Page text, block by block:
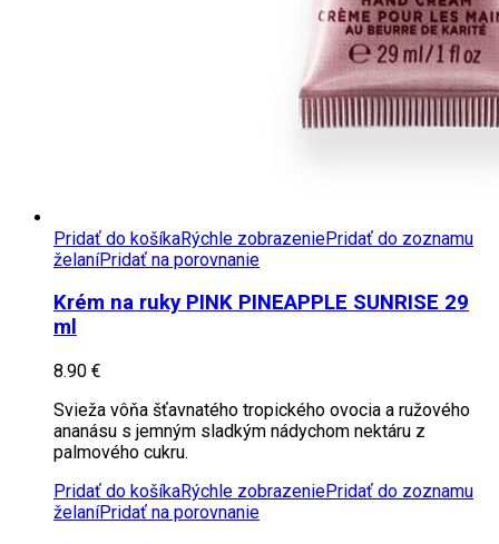
Pridať do košíkaRýchle zobrazeniePridať do zoznamu
želaníPridať na porovnanie
Krém na ruky PINK PINEAPPLE SUNRISE 29
ml
8.90 €
Svieža vôňa šťavnatého tropického ovocia a ružového
ananásu s jemným sladkým nádychom nektáru z
palmového cukru.
Pridať do košíkaRýchle zobrazeniePridať do zoznamu
želaníPridať na porovnanie